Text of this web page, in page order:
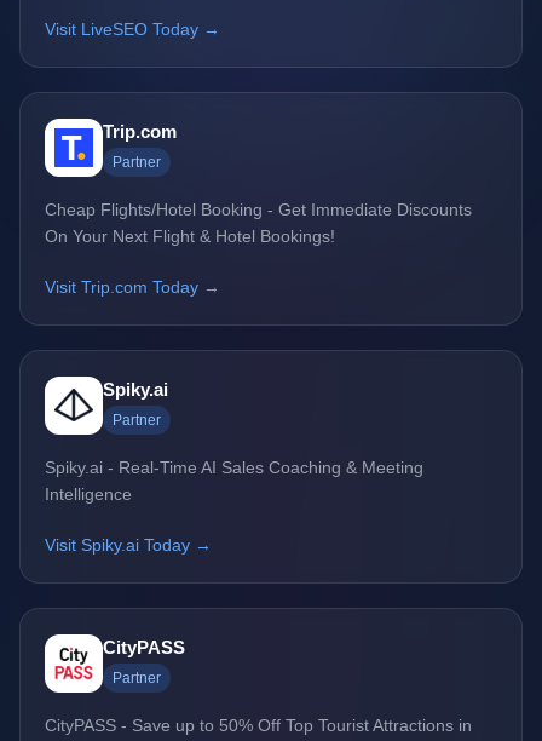
Visit LiveSEO Today →
Trip.com
Partner
Cheap Flights/Hotel Booking - Get Immediate Discounts
On Your Next Flight & Hotel Bookings!
Visit Trip.com Today →
Spiky.ai
Partner
Spiky.ai - Real-Time AI Sales Coaching & Meeting
Intelligence
Visit Spiky.ai Today →
CityPASS
Partner
CityPASS - Save up to 50% Off Top Tourist Attractions in